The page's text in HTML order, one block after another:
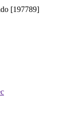
[197789]